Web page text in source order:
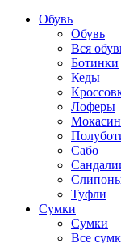
Обувь
Обувь
Вся
Ботинки
Кеды
Лоферы
Сабо
Туфли
Сумки
Сумки
Все